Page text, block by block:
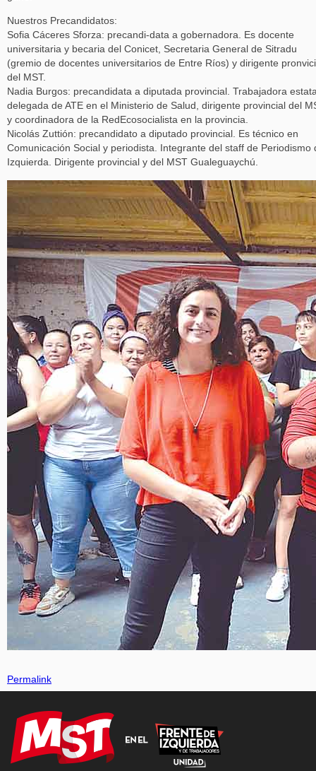
Nuestros Precandidatos:
Sofia Cáceres Sforza: precandi-data a gobernadora. Es docente
universitaria y becaria del Conicet, Secretaria General de Sitradu
(gremio de docentes universitarios de Entre Ríos) y dirigente
del MST.
Nadia Burgos: precandidata a diputada provincial. Trabajadora
delegada de ATE en el Ministerio de Salud, dirigente provincial del
y coordinadora de la RedEcosocialista en la provincia.
Nicolás Zuttión: precandidato a diputado provincial. Es técnico en
Comunicación Social y periodista. Integrante del staff de Periodismo
Izquierda. Dirigente provincial y del MST Gualeguaychú.
Permalink